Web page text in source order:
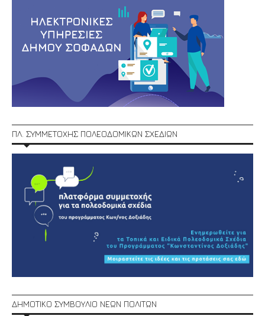
ΠΛ. ΣΥΜΜΕΤΟΧΗΣ ΠΟΛΕΟΔΟΜΙΚΩΝ ΣΧΕΔΙΩΝ
ΔΗΜΟΤΙΚΟ ΣΥΜΒΟΥΛΙΟ ΝΕΩΝ ΠΟΛΙΤΩΝ